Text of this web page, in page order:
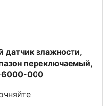
датчик влажности,
переключаемый,
6000-000